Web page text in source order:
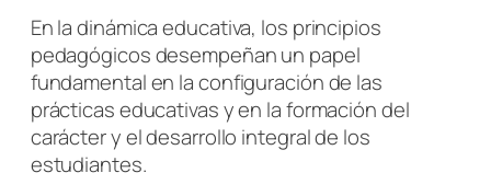
En la dinámica educativa, los principios
pedagógicos desempeñan un papel
fundamental en la configuración de las
prácticas educativas y en la formación del
carácter y el desarrollo integral de los
estudiantes.